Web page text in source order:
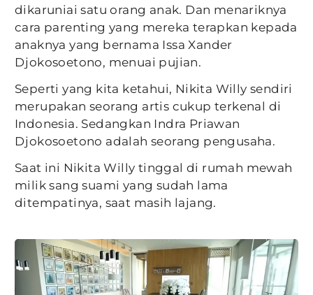
dikaruniai satu orang anak. Dan menariknya
cara parenting yang mereka terapkan kepada
anaknya yang bernama Issa Xander
Djokosoetono, menuai pujian.
Seperti yang kita ketahui, Nikita Willy sendiri
merupakan seorang artis cukup terkenal di
Indonesia. Sedangkan Indra Priawan
Djokosoetono adalah seorang pengusaha.
Saat ini Nikita Willy tinggal di rumah mewah
milik sang suami yang sudah lama
ditempatinya, saat masih lajang.